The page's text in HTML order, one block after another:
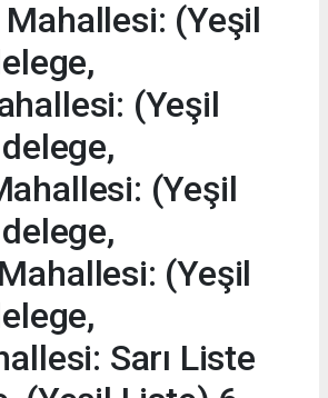
Mahallesi: (Yeşil
(Yeşil
(Yeşil
(Yeşil
Sarı Liste